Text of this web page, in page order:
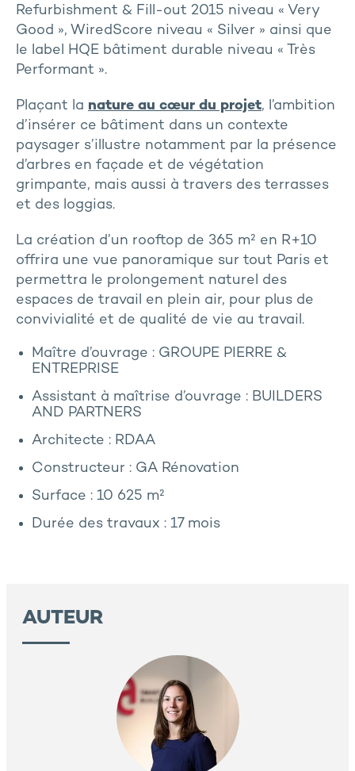
Refurbishment & Fill-out 2015 niveau « Very
Good », WiredScore niveau « Silver » ainsi que
le label HQE bâtiment durable niveau « Très
Performant ».
Plaçant la nature au cœur du projet, l’ambition
d’insérer ce bâtiment dans un contexte
paysager s’illustre notamment par la présence
d’arbres en façade et de végétation
grimpante, mais aussi à travers des terrasses
et des loggias.
La création d’un rooftop de 365 m² en R+10
offrira une vue panoramique sur tout Paris et
permettra le prolongement naturel des
espaces de travail en plein air, pour plus de
convivialité et de qualité de vie au travail.
Maître d’ouvrage : GROUPE PIERRE &
ENTREPRISE
Assistant à maîtrise d’ouvrage : BUILDERS
AND PARTNERS
Architecte : RDAA
Constructeur : GA Rénovation
Surface : 10 625 m²
Durée des travaux : 17 mois
AUTEUR